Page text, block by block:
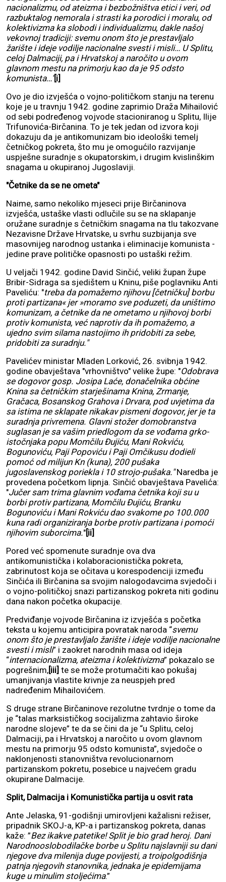
nacionalizmu, od ateizma i bezbožništva etici i veri, od
razbuktalog nemorala i strasti ka porodici i moralu, od
kolektivizma ka slobodi i individualizmu, dakle našoj
vekovnoj tradiciji: svemu onom što je prestavljalo
žarište i ideje vodilje nacionalne svesti i misli… U Splitu,
celoj Dalmaciji, pa i Hrvatskoj a naročito u ovom
glavnom mestu na primorju kao da je 95 odsto
komunista…"[i]
Ovo je dio izvješća o vojno-političkom stanju na terenu
koje je u travnju 1942. godine zaprimio Draža Mihailović
od sebi podređenog vojvode stacioniranog u Splitu, Ilije
Trifunovića-Birčanina. To je tek jedan od izvora koji
dokazuju da je antikomunizam bio ideološki temelj
četničkog pokreta, što mu je omogućilo razvijanje
uspješne suradnje s okupatorskim, i drugim kvislinškim
snagama u okupiranoj Jugoslaviji.
"Četnike da se ne ometa"
Naime, samo nekoliko mjeseci prije Birčaninova
izvješća, ustaške vlasti odlučile su se na sklapanje
oružane suradnje s četničkim snagama na tlu takozvane
Nezavisne Države Hrvatske, u svrhu suzbijanja sve
masovnijeg narodnog ustanka i eliminacije komunista -
jedine prave političke opasnosti po ustaški režim.
U veljači 1942. godine David Sinčić, veliki župan župe
Bribir-Sidraga sa sjedištem u Kninu, piše poglavniku Anti
Paveliću: "treba da pomažemo njihovu [četničku] borbu
proti partizana« jer »moramo sve poduzeti, da uništimo
komunizam, a četnike da ne ometamo u njihovoj borbi
protiv komunista, već naprotiv da ih pomažemo, a
ujedno svim silama nastojimo ih pridobiti za sebe,
pridobiti za suradnju."
Pavelićev ministar Mladen Lorković, 26. svibnja 1942.
godine obavještava "vrhovništvo" velike župe: "Odobrava
se dogovor gosp. Josipa Laće, donačelnika obćine
Knina sa četničkim starješinama Knina, Zrmanje,
Gračaca, Bosanskog Grahova i Drvara, pod uvjetima da
sa istima ne sklapate nikakav pismeni dogovor, jer je ta
suradnja privremena. Glavni stožer domobranstva
suglasan je sa vašim priedlogom da se vođama grko-
istočnjaka popu Momčilu Đujiću, Mani Rokviću,
Bogunoviću, Paji Popoviću i Paji Omčikusu dodieli
pomoć od milijun Kn (kuna), 200 pušaka
jugoslavenskog poriekla i 10 strojo-pušaka."Naredba je
provedena početkom lipnja. Sinčić obavještava Pavelića:
"Jučer sam trima glavnim vođama četnika koji su u
borbi protiv partizana, Momčilu Đujiću, Branku
Bogunoviću i Mani Rokviću dao svakome po 100.000
kuna radi organiziranja borbe protiv partizana i pomoći
njihovim suborcima."[ii]
Pored već spomenute suradnje ova dva
antikomunistička i kolaboracionistička pokreta,
zabrinutost koja se očitava u korespodenciji između
Sinčića ili Birčanina sa svojim nalogodavcima svjedoči i
o vojno-političkoj snazi partizanskog pokreta niti godinu
dana nakon početka okupacije.
Predviđanje vojvode Birčanina iz izvješća s početka
teksta u kojemu anticipira povratak naroda “svemu
onom što je prestavljalo žarište i ideje vodilje nacionalne
svesti i misli” i zaokret narodnih masa od ideja
“internacionalizma, ateizma i kolektivizma” pokazalo se
pogrešnim,[iii] te se može protumačiti kao pokušaj
umanjivanja vlastite krivnje za neuspjeh pred
nadređenim Mihailovićem.
S druge strane Birčaninove rezolutne tvrdnje o tome da
je “talas marksističkog socijalizma zahtavio široke
narodne slojeve” te da se čini da je “u Splitu, celoj
Dalmaciji, pa i Hrvatskoj a naročito u ovom glavnom
mestu na primorju 95 odsto komunista”, svjedoče o
naklonjenosti stanovništva revolucionarnom
partizanskom pokretu, posebice u najvećem gradu
okupirane Dalmacije.
Split, Dalmacija i Komunistička partija u osvit rata
Ante Jelaska, 91-godišnji umirovljeni kažalisni režiser,
pripadnik SKOJ-a, KP-a i partizanskog pokreta, danas
kaže: ”Bez ikakve patetike! Split je bio grad heroj. Dani
Narodnooslobodilačke borbe u Splitu najslavniji su dani
njegove dva milenija duge povijesti, a troipolgodišnja
patnja njegovih stanovnika, jednaka je epidemijama
kuge u minulim stoljećima.”